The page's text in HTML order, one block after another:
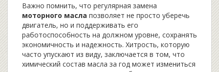
Важно помнить, что регулярная замена
моторного масла позволяет не просто уберечь
двигатель, но и поддерживать его
работоспособность на должном уровне, сохранять
экономичность и надежность. Хитрость, которую
часто упускают из виду, заключается в том, что
химический состав масла за год может измениться